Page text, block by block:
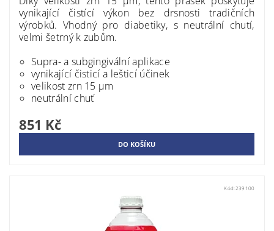
vynikající čistící výkon bez drsnosti tradičních
výrobků. Vhodný pro diabetiky, s neutrální chutí,
velmi šetrný k zubům.
Supra- a subgingivální aplikace
vynikající čisticí a lešticí účinek
velikost zrn 15 μm
neutrální chuť
851 Kč
Kód: 239100